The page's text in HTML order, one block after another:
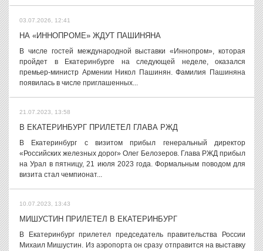
03.07.2026, 12:41
НА «ИННОПРОМЕ» ЖДУТ ПАШИНЯНА
В числе гостей международной выставки «Иннопром», которая
пройдет в Екатеринбурге на следующей неделе, оказался
премьер-министр Армении Никол Пашинян. Фамилия Пашиняна
появилась в числе приглашенных...
21.07.2023, 13:58
В ЕКАТЕРИНБУРГ ПРИЛЕТЕЛ ГЛАВА РЖД
В Екатеринбург с визитом прибыл генеральный директор
«Российских железных дорог» Олег Белозеров. Глава РЖД прибыл
на Урал в пятницу, 21 июля 2023 года. Формальным поводом для
визита стал чемпионат...
10.07.2023, 13:43
МИШУСТИН ПРИЛЕТЕЛ В ЕКАТЕРИНБУРГ
В Екатеринбург прилетел председатель правительства России
Михаил Мишустин. Из аэропорта он сразу отправится на выставку